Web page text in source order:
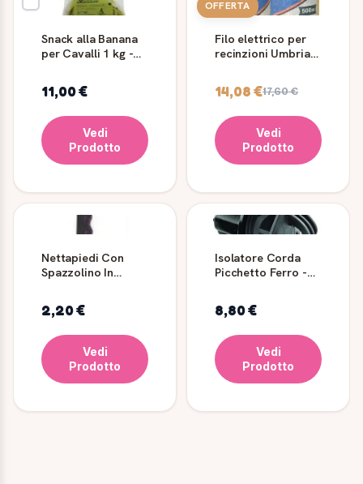
Snack alla Banana
per Cavalli 1 kg -
11,00 €
Vedi
Prodotto
OFFERTA
Filo elettrico per
recinzioni Umbria
250/500 m
14,08 €17,60 €
Vedi
Prodotto
Nettapiedi Con
Spazzolino In
2,20 €
Vedi
Prodotto
Isolatore Corda
Picchetto Ferro -
- Umbria
Equitazione
8,80 €
Vedi
Prodotto